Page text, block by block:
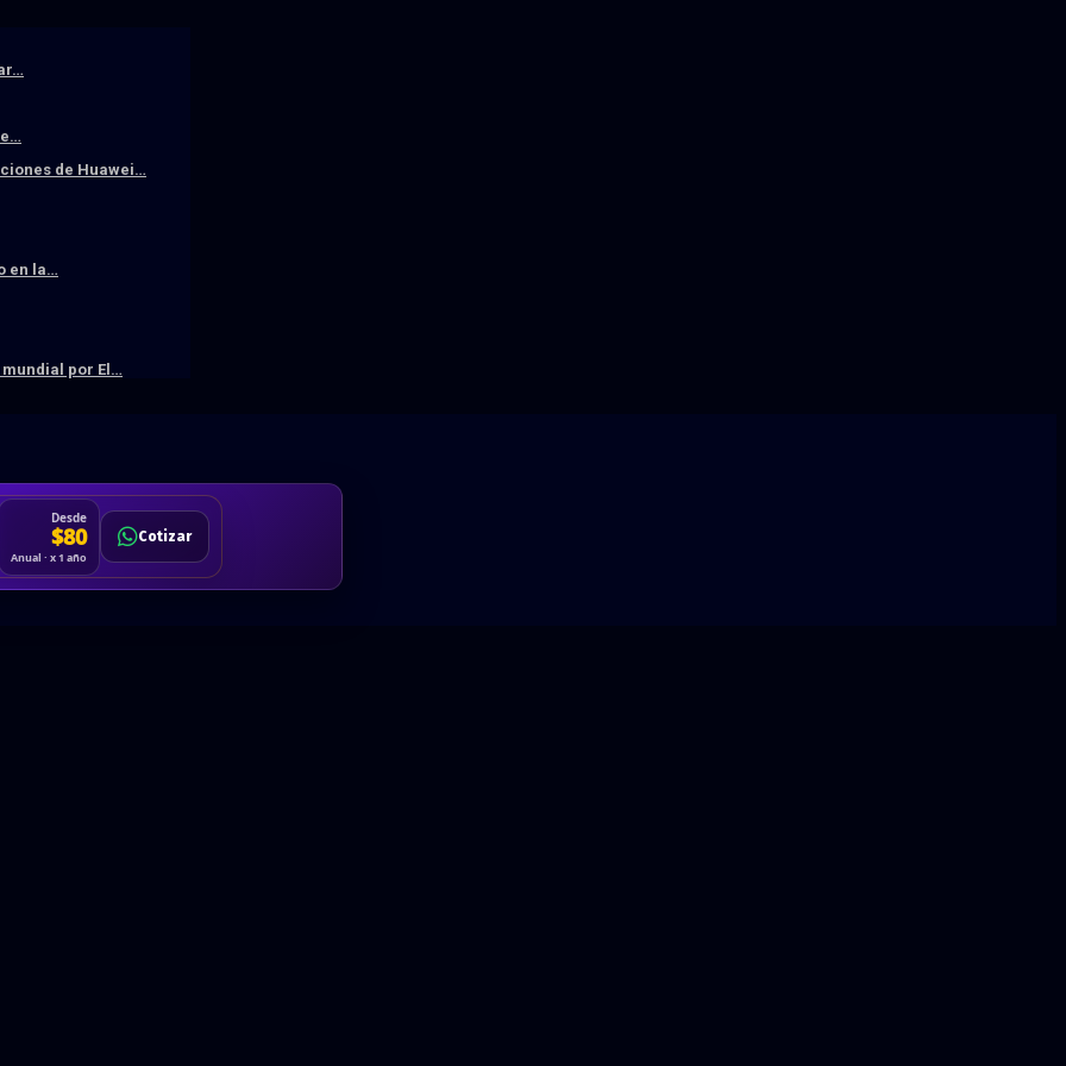
de Huawei…
en la…
por El…
Desde
$80
Anual · x 1 año
Cotizar
Cotizar
Hablemos
Solicitar